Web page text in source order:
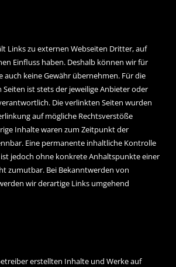
Links zu externen Webseiten Dritter, auf
Einfluss haben. Deshalb können wir für
auch keine Gewähr übernehmen. Für die
ist stets der jeweilige Anbieter oder
Die verlinkten Seiten wurden
auf mögliche Rechtsverstöße
Inhalte waren zum Zeitpunkt der
Eine permanente inhaltliche Kontrolle
jedoch ohne konkrete Anhaltspunkte einer
zumutbar. Bei Bekanntwerden von
wir derartige Links umgehend
erstellten Inhalte und Werke auf